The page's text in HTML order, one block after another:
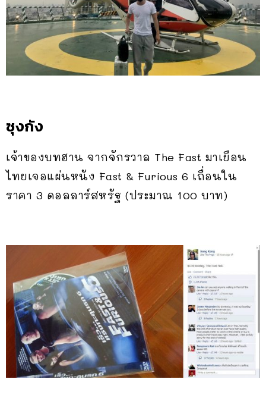
ซุงกัง
เจ้าของบทฮาน จากจักรวาล The Fast มาเยือน
ไทยเจอแผ่นหนัง Fast & Furious 6 เถื่อนใน
ราคา 3 ดอลลาร์สหรัฐ (ประมาณ 100 บาท)